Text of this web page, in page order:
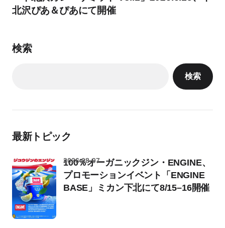
北沢ぴあ＆ぴあにて開催
検索
検索
最新トピック
100％オーガニックジン・ENGINE、
プロモーションイベント「ENGINE
BASE」ミカン下北にて8/15–16開催
2026-08-07